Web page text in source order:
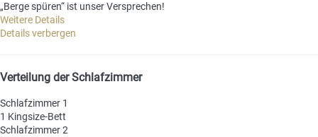
„Berge spüren“ ist unser Versprechen!
Weitere Details
Details verbergen
Verteilung der Schlafzimmer
Schlafzimmer 1
1 Kingsize-Bett
Schlafzimmer 2